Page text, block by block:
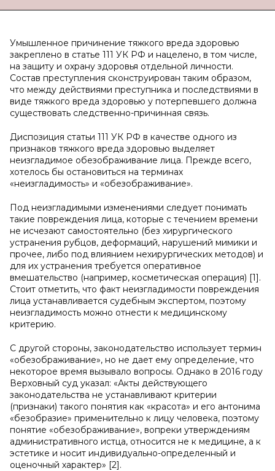
Умышленное причинение тяжкого вреда здоровью
закреплено в статье 111 УК РФ и нацелено, в том числе,
на защиту и охрану здоровья отдельной личности.
Состав преступления сконструирован таким образом,
что между действиями преступника и последствиями в
виде тяжкого вреда здоровью у потерпевшего должна
существовать следственно-причинная связь.
Диспозиция статьи 111 УК РФ в качестве одного из
признаков тяжкого вреда здоровью выделяет
неизгладимое обезображивание лица. Прежде всего,
хотелось бы остановиться на терминах
«неизгладимость» и «обезображивание».
Под неизгладимыми изменениями следует понимать
такие повреждения лица, которые с течением времени
не исчезают самостоятельно (без хирургического
устранения рубцов, деформаций, нарушений мимики и
прочее, либо под влиянием нехирургических методов) и
для их устранения требуется оперативное
вмешательство (например, косметическая операция) [1].
Стоит отметить, что факт неизгладимости повреждения
лица устанавливается судебным экспертом, поэтому
неизгладимость можно отнести к медицинскому
критерию.
С другой стороны, законодательство использует термин
«обезображивание», но не дает ему определение, что
некоторое время вызывало вопросы. Однако в 2016 году
Верховный суд указал: «Акты действующего
законодательства не устанавливают критерии
(признаки) такого понятия как «красота» и его антонима
«безобразие» применительно к лицу человека, поэтому
понятие «обезображивание», вопреки утверждениям
административного истца, относится не к медицине, а к
эстетике и носит индивидуально-определенный и
оценочный характер» [2].